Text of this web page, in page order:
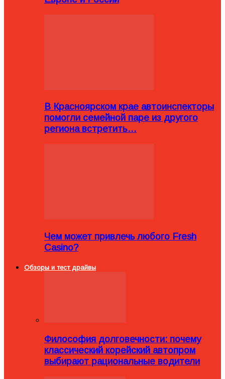
В Красноярском крае автоинспекторы
помогли семейной паре из другого
региона встретить…
Чем может привлечь любого Fresh
Casino?
Обзоры и тест драйвы
Философия долговечности: почему
классический корейский автопром
выбирают рациональные водители